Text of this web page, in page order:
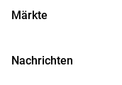
Märkte
Nachrichten